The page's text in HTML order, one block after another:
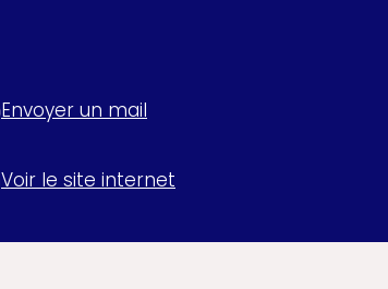
Envoyer un mail
Voir le site internet